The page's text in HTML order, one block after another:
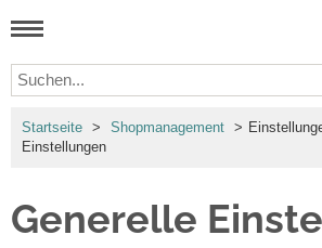
Startseite > Shopmanagement >
Einstellungen
Generelle